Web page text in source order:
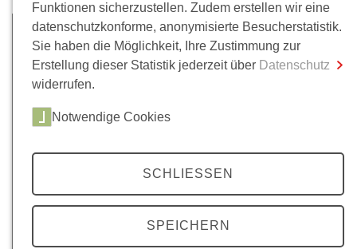
inkl. MwSt.
0,00 €
Zum Warenkorb Zur Kasse
Funktionen sicherzustellen. Zudem erstellen wir eine
datenschutzkonforme, anonymisierte Besucherstatistik.
Sie haben die Möglichkeit, Ihre Zustimmung zur
Erstellung dieser Statistik jederzeit über Datenschutz
widerrufen.
Notwendige Cookies
SCHLIESSEN
SPEICHERN